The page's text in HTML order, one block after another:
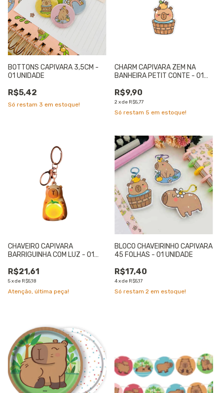
BOTTONS CAPIVARA 3,5CM -
01 UNIDADE
R$5,42
Só restam 3 em estoque!
CHARM CAPIVARA ZEM NA
BANHEIRA PETIT CONTE - 01
R$9,90
2xde R$5,77
Só restam 5 em estoque!
CHAVEIRO CAPIVARA
BARRIGUINHA COM LUZ - 01
R$21,61
5xde R$5,18
Atenção, última peça!
BLOCO CHAVEIRINHO CAPIVARA
45 FOLHAS - 01 UNIDADE
R$17,40
4xde R$5,17
Só restam 2 em estoque!